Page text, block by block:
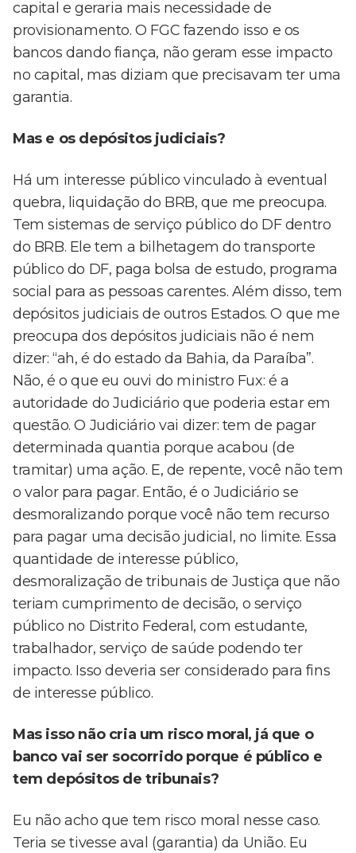
capital e geraria mais necessidade de
provisionamento. O FGC fazendo isso e os
bancos dando fiança, não geram esse impacto
no capital, mas diziam que precisavam ter uma
garantia.
Mas e os depósitos judiciais?
Há um interesse público vinculado à eventual
quebra, liquidação do BRB, que me preocupa.
Tem sistemas de serviço público do DF dentro
do BRB. Ele tem a bilhetagem do transporte
público do DF, paga bolsa de estudo, programa
social para as pessoas carentes. Além disso, tem
depósitos judiciais de outros Estados. O que me
preocupa dos depósitos judiciais não é nem
dizer: “ah, é do estado da Bahia, da Paraíba”.
Não, é o que eu ouvi do ministro Fux: é a
autoridade do Judiciário que poderia estar em
questão. O Judiciário vai dizer: tem de pagar
determinada quantia porque acabou (de
tramitar) uma ação. E, de repente, você não tem
o valor para pagar. Então, é o Judiciário se
desmoralizando porque você não tem recurso
para pagar uma decisão judicial, no limite. Essa
quantidade de interesse público,
desmoralização de tribunais de Justiça que não
teriam cumprimento de decisão, o serviço
público no Distrito Federal, com estudante,
trabalhador, serviço de saúde podendo ter
impacto. Isso deveria ser considerado para fins
de interesse público.
Mas isso não cria um risco moral, já que o
banco vai ser socorrido porque é público e
tem depósitos de tribunais?
Eu não acho que tem risco moral nesse caso.
Teria se tivesse aval (garantia) da União. Eu